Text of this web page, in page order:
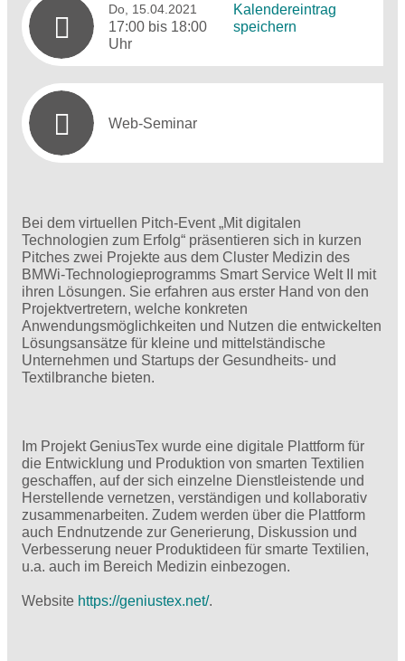
Do, 15.04.2021
17:00 bis 18:00
Uhr
Kalendereintrag
speichern
Web-Seminar
Bei dem virtuellen Pitch-Event „Mit digitalen
Technologien zum Erfolg“ präsentieren sich in kurzen
Pitches zwei Projekte aus dem Cluster Medizin des
BMWi-Technologieprogramms Smart Service Welt II mit
ihren Lösungen. Sie erfahren aus erster Hand von den
Projektvertretern, welche konkreten
Anwendungsmöglichkeiten und Nutzen die entwickelten
Lösungsansätze für kleine und mittelständische
Unternehmen und Startups der Gesundheits- und
Textilbranche bieten.
Im Projekt GeniusTex wurde eine digitale Plattform für
die Entwicklung und Produktion von smarten Textilien
geschaffen, auf der sich einzelne Dienstleistende und
Herstellende vernetzen, verständigen und kollaborativ
zusammenarbeiten. Zudem werden über die Plattform
auch Endnutzende zur Generierung, Diskussion und
Verbesserung neuer Produktideen für smarte Textilien,
u.a. auch im Bereich Medizin einbezogen.
Website https://geniustex.net/.